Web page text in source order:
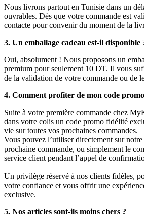
Nous livrons partout en Tunisie dans un
ouvrables. Dès que votre commande est
contacte pour convenir du moment de la
3. Un emballage cadeau est-il disponible
Oui, absolument ! Nous proposons un
premium pour seulement 10 DT. Il vous
de la validation de votre commande ou de
4. Comment profiter de mon code
Suite à votre première commande chez
dans votre colis un code promo fidélité
vie sur toutes vos prochaines commandes.
Vous pouvez l’utiliser directement sur
prochaine commande, ou simplement le
service client pendant l’appel de
Un privilège réservé à nos clients fidèles,
votre confiance et vous offrir une
exclusive.
5. Nos articles sont-ils moins chers ?